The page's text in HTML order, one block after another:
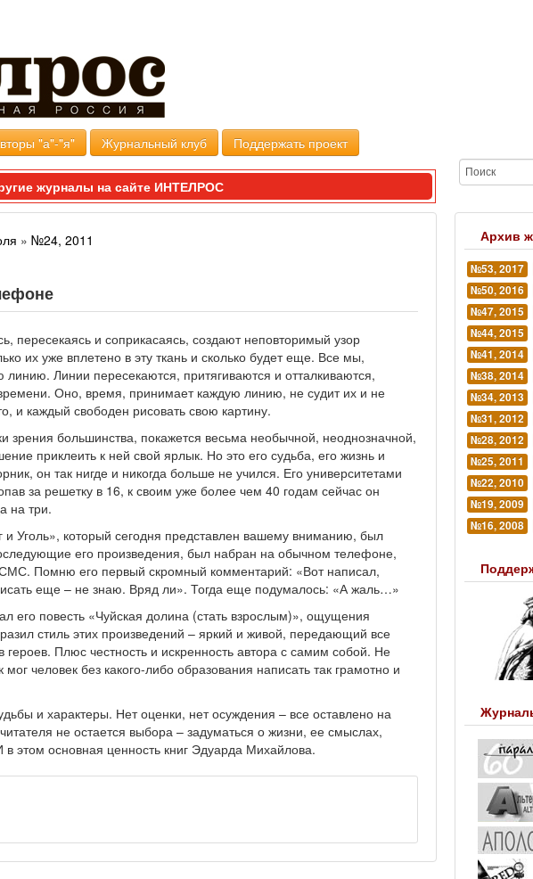
"а"-"я" Журнальный клуб Поддержать проект
журналы на сайте ИНТЕЛРОС
» №24, 2011
пересекаясь и соприкасаясь, создают неповторимый узор
их уже вплетено в эту ткань и сколько будет еще. Все мы,
Линии пересекаются, притягиваются и отталкиваются,
Оно, время, принимает каждую линию, не судит их и не
и каждый свободен рисовать свою картину.
зрения большинства, покажется весьма необычной, неоднозначной,
приклеить к ней свой ярлык. Но это его судьба, его жизнь и
он так нигде и никогда больше не учился. Его университетами
за решетку в 16, к своим уже более чем 40 годам сейчас он
на три.
Уголь», который сегодня представлен вашему вниманию, был
его произведения, был набран на обычном телефоне,
Помню его первый скромный комментарий: «Вот написал,
еще – не знаю. Вряд ли». Тогда еще подумалось: «А жаль…»
его повесть «Чуйская долина (стать взрослым)», ощущения
стиль этих произведений – яркий и живой, передающий все
героев. Плюс честность и искренность автора с самим собой. Не
мог человек без какого-либо образования написать так грамотно и
и характеры. Нет оценки, нет осуждения – все оставлено на
не остается выбора – задуматься о жизни, ее смыслах,
этом основная ценность книг Эдуарда Михайлова.
Архив
№53, 2017
№50, 2016
№47, 2015
№44, 2015
№41, 2014
№38, 2014
№34, 2013
№31, 2012
№28, 2012
№25, 2011
№22, 2010
№19, 2009
№16, 2008